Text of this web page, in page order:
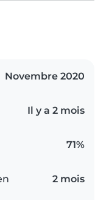
Novembre 2020
Il y a 2 mois
71%
2 mois